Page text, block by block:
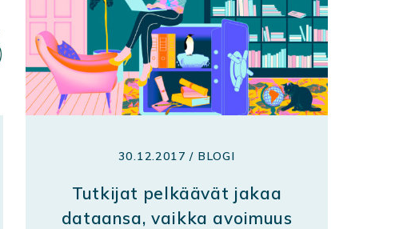
30.12.2017 / BLOGI
Tutkijat pelkäävät jakaa
dataansa, vaikka avoimuus